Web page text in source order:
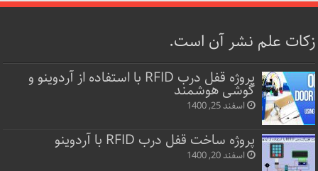
زکات علم نشر آن است.
پروژه قفل‌ درب RFID با استفاده از آردوینو و
گوشی هوشمند
اسفند 25, 1400
پروژه ساخت قفل‌ درب RFID با آردوینو
اسفند 20, 1400